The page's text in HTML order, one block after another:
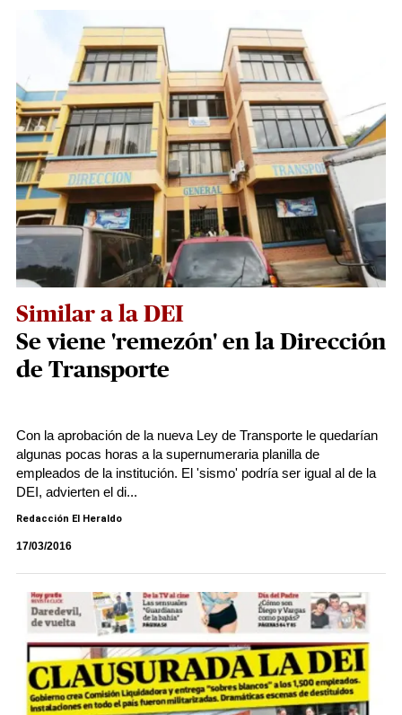
Similar a la DEI
Se viene 'remezón' en la Dirección
de Transporte
Con la aprobación de la nueva Ley de Transporte le quedarían
algunas pocas horas a la supernumeraria planilla de
empleados de la institución. El 'sismo' podría ser igual al de la
DEI, advierten el di...
Redacción El Heraldo
17/03/2016